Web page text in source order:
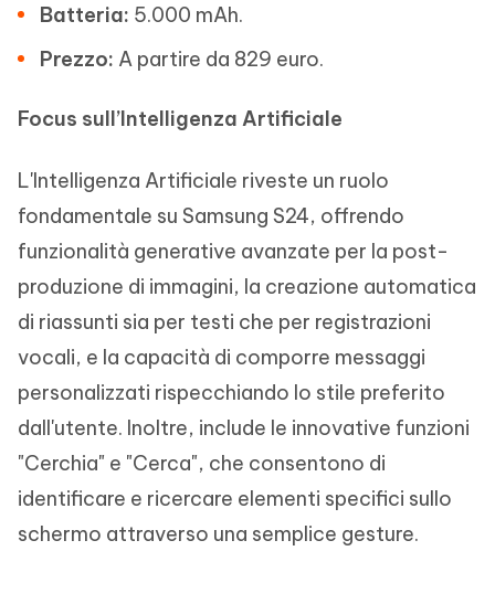
Batteria: 5.000 mAh.
Prezzo: A partire da 829 euro.
Focus sull’Intelligenza Artificiale
L'Intelligenza Artificiale riveste un ruolo
fondamentale su Samsung S24, offrendo
funzionalità generative avanzate per la post-
produzione di immagini, la creazione automatica
di riassunti sia per testi che per registrazioni
vocali, e la capacità di comporre messaggi
personalizzati rispecchiando lo stile preferito
dall'utente. Inoltre, include le innovative funzioni
"Cerchia" e "Cerca", che consentono di
identificare e ricercare elementi specifici sullo
schermo attraverso una semplice gesture.